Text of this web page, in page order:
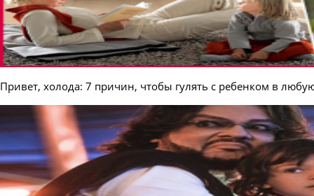
Привет, холода: 7 причин, чтобы гулять с ребенком в